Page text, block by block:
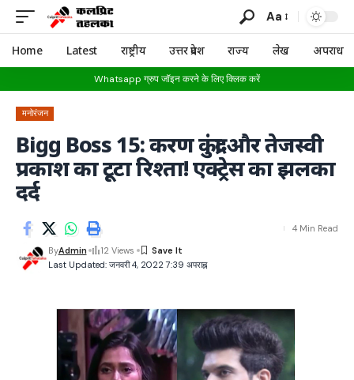
Aa
Home Latest राष्ट्रीय उत्तर प्रदेश राज्य लेख अपराध
Whatsapp ग्रुप जॉइन करने के लिए क्लिक करें
मनोरंजन
Bigg Boss 15: करण कुंद्रा और तेजस्वी
प्रकाश का टूटा रिश्ता! एक्ट्रेस का झलका
दर्द
Last Updated: जनवरी 4, 2022 7:39 अपराह्न
ByAdmin 12 Views
4 Min Read